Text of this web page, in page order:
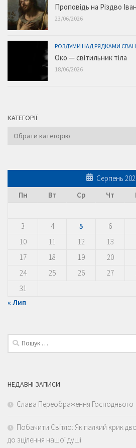
Проповідь на Різдво
23/06/2026
РОЗДУМИ НАД РЯДКАМИ
Око — світильник тіла
18/06/2026
КАТЕГОРІЇ
Категорії
Серпень
Пн
Вт Ср Чт
3
4 5 6
10
11 12 13
17
18 19 20
24
25 26 27
31
« Лип
Пошук:
НЕДАВНІ ЗАПИСИ
Слава Переображення Господнього
Побачити Світло: Як палкий крик
до зцілення нашої душі